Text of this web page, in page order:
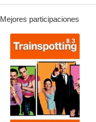
Mejores participaciones
8.3